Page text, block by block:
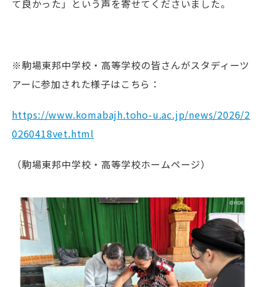
て良かった」という声を寄せてくださいました。
※駒場東邦中学校・高等学校の皆さんがスタディーツ
アーに参加された様子はこちら：
https://www.komabajh.toho-u.ac.jp/news/2026/2
0260418vet.html
（駒場東邦中学校・高等学校ホームページ）